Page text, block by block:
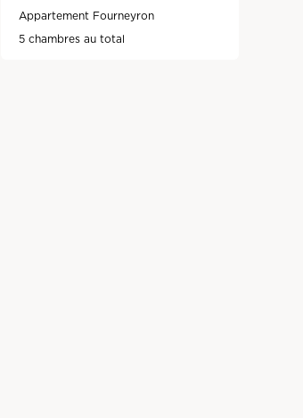
Appartement Fourneyron
5 chambres au total